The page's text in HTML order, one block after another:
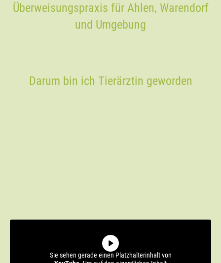
Überweisungspraxis für Ahlen, Warendorf
und Umgebung
Darum bin ich Tierärztin geworden
Sie sehen gerade einen Platzhalterinhalt von